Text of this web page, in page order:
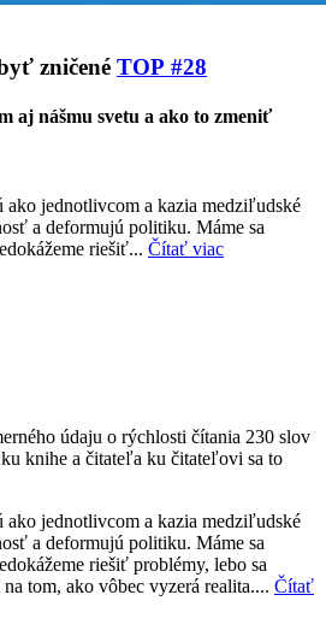
zničené TOP #28
aj nášmu svetu a ako to zmeniť
ako jednotlivcom a kazia medziľudské
a deformujú politiku. Máme sa
riešiť... Čítať viac
údaju o rýchlosti čítania 230 slov
knihe a čitateľa ku čitateľovi sa to
ako jednotlivcom a kazia medziľudské
a deformujú politiku. Máme sa
riešiť problémy, lebo sa
tom, ako vôbec vyzerá realita.... Čítať